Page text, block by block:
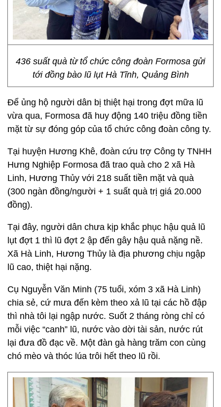
436 suất quà từ tổ chức công đoàn Formosa gửi
tới đồng bào lũ lụt Hà Tĩnh, Quảng Bình
Để ủng hộ người dân bị thiệt hại trong đợt mữa lũ
vừa qua, Formosa đã huy động 140 triệu đồng tiền
mặt từ sự đóng góp của tổ chức công đoàn công ty.
Tại huyện Hương Khê, đoàn cứu trợ Công ty TNHH
Hưng Nghiệp Formosa đã trao quà cho 2 xã Hà
Linh, Hương Thủy với 218 suất tiền mặt và quà
(300 ngàn đồng/người + 1 suất quà trị giá 20.000
đồng).
Tại đây, người dân chưa kịp khắc phục hậu quả lũ
lụt đợt 1 thì lũ đợt 2 ập đến gây hậu quả nặng nề.
Xã Hà Linh, Hương Thủy là địa phương chịu ngập
lũ cao, thiệt hại nặng.
Cụ Nguyễn Văn Minh (75 tuổi, xóm 3 xã Hà Linh)
chia sẻ, cứ mưa đến kèm theo xả lũ tại các hồ đập
thì nhà tôi lại ngập nước. Suốt 2 tháng ròng chỉ có
mỗi việc “canh” lũ, nước vào dời tài sản, nước rút
lại đưa đồ đạc về. Một đàn gà hàng trăm con cùng
chó mèo và thóc lúa trôi hết theo lũ rồi.